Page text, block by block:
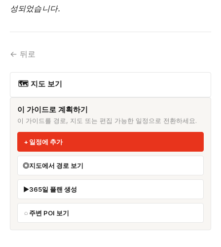
성되었습니다.
← 뒤로
🗺 지도 보기
이 가이드로 계획하기
이 가이드를 경로, 지도 또는 편집 가능한 일정으로 전환하세요.
일정에 추가
지도에서 경로 보기
365일 플랜 생성
주변 POI 보기